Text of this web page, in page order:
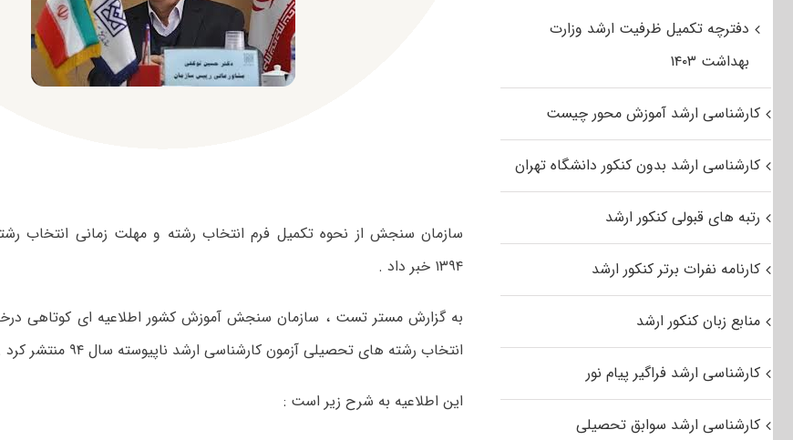
سازمان سنجش از نحوه تکمیل فرم انتخاب رشته و مهلت زمانی انتخاب
۱۳۹۴ خبر داد .
به گزارش مستر تست ، سازمان سنجش آموزش کشور اطلاعیه ای کوتاهی
انتخاب رشته های تحصیلی آزمون کارشناسی ارشد ناپیوسته سال ۹۴ منتشر کرد .
این اطلاعیه به شرح زیر است :
دفترچه تکمیل ظرفیت ارشد وزارت
بهداشت ۱۴۰۳
کارشناسی ارشد آموزش محور چیست
کارشناسی ارشد بدون کنکور دانشگاه تهران
رتبه های قبولی کنکور ارشد
کارنامه نفرات برتر کنکور ارشد
منابع زبان کنکور ارشد
کارشناسی ارشد فراگیر پیام نور
کارشناسی ارشد سوابق تحصیلی